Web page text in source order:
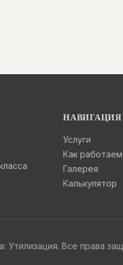
НАВИГАЦИЯ
Услуги
Как работаем
Галерея
Калькулятор
Утилизация. Все права